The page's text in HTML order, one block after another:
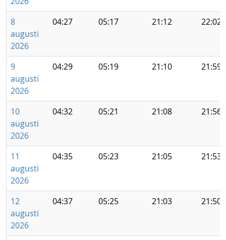
8
augusti
2026
04:27 05:17 21:12 22:02
9
augusti
2026
04:29 05:19 21:10 21:59
10
augusti
2026
04:32 05:21 21:08 21:56
11
augusti
2026
04:35 05:23 21:05 21:53
12
augusti
2026
04:37 05:25 21:03 21:50